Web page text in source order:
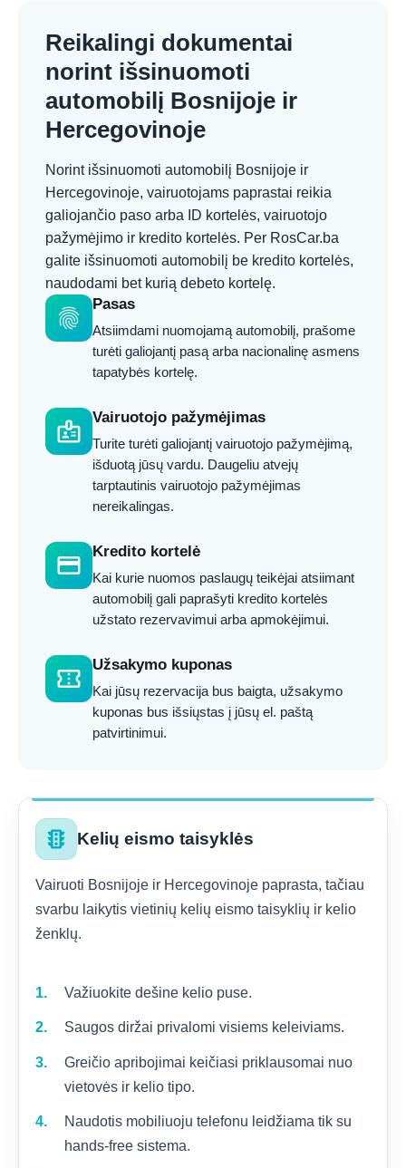
Reikalingi dokumentai
norint išsinuomoti
automobilį Bosnijoje ir
Hercegovinoje
Norint išsinuomoti automobilį Bosnijoje ir
Hercegovinoje, vairuotojams paprastai reikia
galiojančio paso arba ID kortelės, vairuotojo
pažymėjimo ir kredito kortelės. Per RosCar.ba
galite išsinuomoti automobilį be kredito kortelės,
naudodami bet kurią debeto kortelę.
fingerprint
Pasas
Atsiimdami nuomojamą automobilį, prašome
turėti galiojantį pasą arba nacionalinę asmens
tapatybės kortelę.
badge
Vairuotojo pažymėjimas
Turite turėti galiojantį vairuotojo pažymėjimą,
išduotą jūsų vardu. Daugeliu atvejų
tarptautinis vairuotojo pažymėjimas
nereikalingas.
credit_card
Kredito kortelė
Kai kurie nuomos paslaugų teikėjai atsiimant
automobilį gali paprašyti kredito kortelės
užstato rezervavimui arba apmokėjimui.
confirmation_number
Užsakymo kuponas
Kai jūsų rezervacija bus baigta, užsakymo
kuponas bus išsiųstas į jūsų el. paštą
patvirtinimui.
traffic Kelių eismo taisyklės
Vairuoti Bosnijoje ir Hercegovinoje paprasta, tačiau
svarbu laikytis vietinių kelių eismo taisyklių ir kelio
ženklų.
Važiuokite dešine kelio puse.
Saugos diržai privalomi visiems keleiviams.
Greičio apribojimai keičiasi priklausomai nuo
vietovės ir kelio tipo.
Naudotis mobiliuoju telefonu leidžiama tik su
hands-free sistema.